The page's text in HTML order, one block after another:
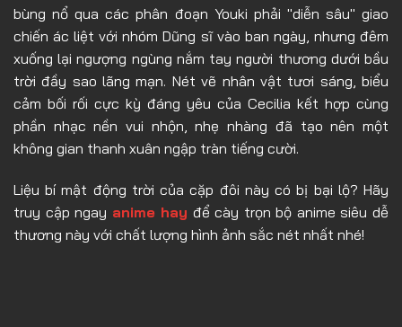
bùng nổ qua các phân đoạn Youki phải "diễn sâu" giao
chiến ác liệt với nhóm Dũng sĩ vào ban ngày, nhưng đêm
xuống lại ngượng ngùng nắm tay người thương dưới bầu
trời đầy sao lãng mạn. Nét vẽ nhân vật tươi sáng, biểu
cảm bối rối cực kỳ đáng yêu của Cecilia kết hợp cùng
phần nhạc nền vui nhộn, nhẹ nhàng đã tạo nên một
không gian thanh xuân ngập tràn tiếng cười.
Liệu bí mật động trời của cặp đôi này có bị bại lộ? Hãy
truy cập ngay anime hay để cày trọn bộ anime siêu dễ
thương này với chất lượng hình ảnh sắc nét nhất nhé!